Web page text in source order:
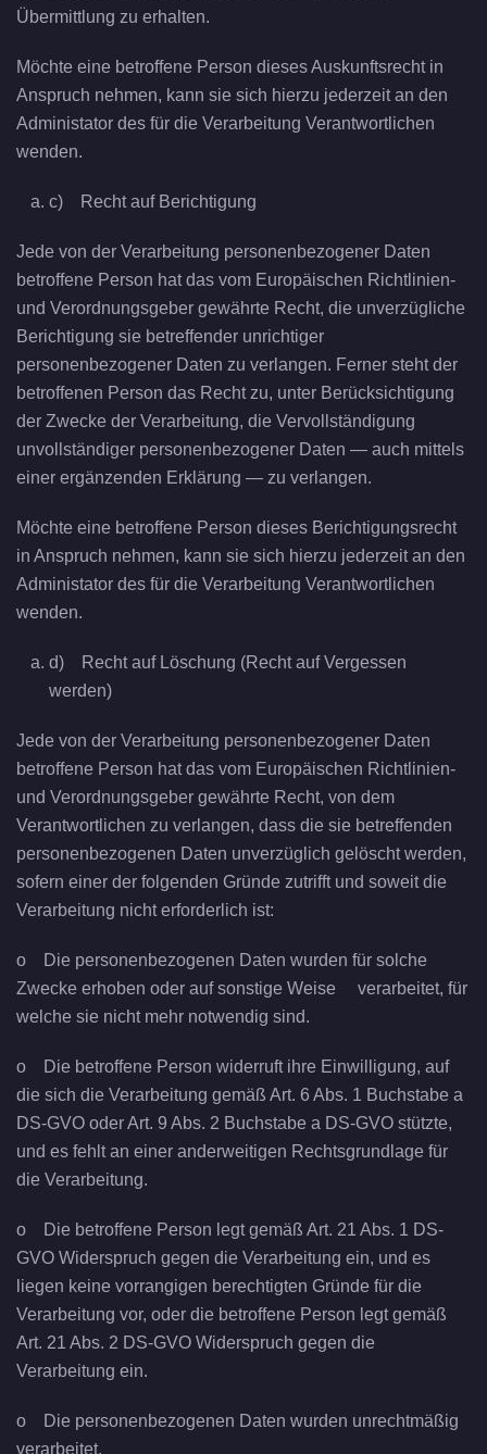
Übermittlung zu erhalten.
Möchte eine betroffene Person dieses Auskunftsrecht in
Anspruch nehmen, kann sie sich hierzu jederzeit an den
Administator des für die Verarbeitung Verantwortlichen
wenden.
c) Recht auf Berichtigung
Jede von der Verarbeitung personenbezogener Daten
betroffene Person hat das vom Europäischen Richtlinien-
und Verordnungsgeber gewährte Recht, die unverzügliche
Berichtigung sie betreffender unrichtiger
personenbezogener Daten zu verlangen. Ferner steht der
betroffenen Person das Recht zu, unter Berücksichtigung
der Zwecke der Verarbeitung, die Vervollständigung
unvollständiger personenbezogener Daten — auch mittels
einer ergänzenden Erklärung — zu verlangen.
Möchte eine betroffene Person dieses Berichtigungsrecht
in Anspruch nehmen, kann sie sich hierzu jederzeit an den
Administator des für die Verarbeitung Verantwortlichen
wenden.
d) Recht auf Löschung (Recht auf Vergessen
werden)
Jede von der Verarbeitung personenbezogener Daten
betroffene Person hat das vom Europäischen Richtlinien-
und Verordnungsgeber gewährte Recht, von dem
Verantwortlichen zu verlangen, dass die sie betreffenden
personenbezogenen Daten unverzüglich gelöscht werden,
sofern einer der folgenden Gründe zutrifft und soweit die
Verarbeitung nicht erforderlich ist:
o Die personenbezogenen Daten wurden für solche
Zwecke erhoben oder auf sonstige Weise verarbeitet, für
welche sie nicht mehr notwendig sind.
o Die betroffene Person widerruft ihre Einwilligung, auf
die sich die Verarbeitung gemäß Art. 6 Abs. 1 Buchstabe a
DS-GVO oder Art. 9 Abs. 2 Buchstabe a DS-GVO stützte,
und es fehlt an einer anderweitigen Rechtsgrundlage für
die Verarbeitung.
o Die betroffene Person legt gemäß Art. 21 Abs. 1 DS-
GVO Widerspruch gegen die Verarbeitung ein, und es
liegen keine vorrangigen berechtigten Gründe für die
Verarbeitung vor, oder die betroffene Person legt gemäß
Art. 21 Abs. 2 DS-GVO Widerspruch gegen die
Verarbeitung ein.
o Die personenbezogenen Daten wurden unrechtmäßig
verarbeitet.